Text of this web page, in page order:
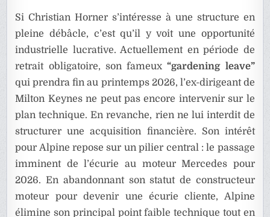
Si Christian Horner s’intéresse à une structure en
pleine débâcle, c’est qu’il y voit une opportunité
industrielle lucrative. Actuellement en période de
retrait obligatoire, son fameux“gardening leave”
qui prendra fin au printemps 2026, l’ex-dirigeant de
Milton Keynes ne peut pas encore intervenir sur le
plan technique. En revanche, rien ne lui interdit de
structurer une acquisition financière. Son intérêt
pour Alpine repose sur un pilier central : le passage
imminent de l’écurie au moteur Mercedes pour
2026. En abandonnant son statut de constructeur
moteur pour devenir une écurie cliente, Alpine
élimine son principal point faible technique tout en